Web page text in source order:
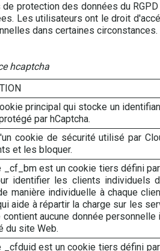
protection des données du
Les utilisateurs ont le droit
dans certaines circonstances.
hcaptcha
principal qui stocke un
par hCaptcha.
cookie de sécurité utilisé par
et les bloquer.
_cf_bm est un cookie tiers défini
identifier les clients individuels
manière individuelle à chaque
aide à répartir la charge sur les
contient aucune donnée
du site Web.
_cfduid est un cookie tiers défini